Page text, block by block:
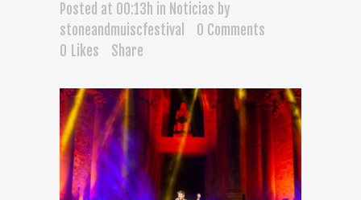
Posted at 00:13h in Noticias by
stoneandmuiscfestival
0 Comments
0 Likes Share